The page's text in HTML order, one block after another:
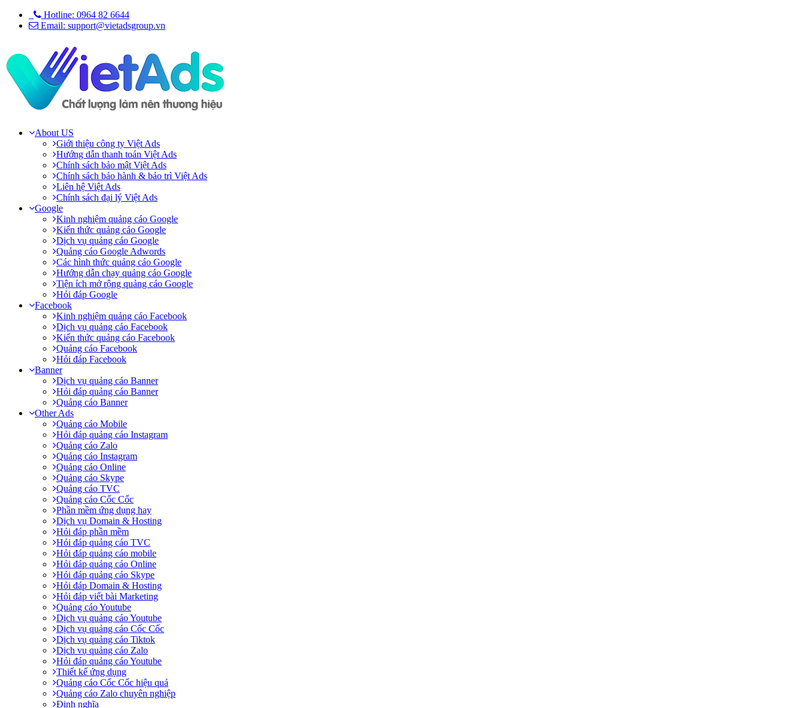
Hotline: 0964 82 6644
Email: support@vietadsgroup.vn
About US
Giới thiệu công ty Việt Ads
Hướng dẫn thanh toán Việt Ads
Chính sách bảo mật Việt Ads
Chính sách bảo hành & bảo trì Việt Ads
Liên hệ Việt Ads
Chính sách đại lý Việt Ads
Google
Kinh nghiệm quảng cáo Google
Kiến thức quảng cáo Google
Dịch vụ quảng cáo Google
Quảng cáo Google Adwords
Các hình thức quảng cáo Google
Hướng dẫn chạy quảng cáo Google
Tiện ích mở rộng quảng cáo Google
Hỏi đáp Google
Facebook
Kinh nghiệm quảng cáo Facebook
Dịch vụ quảng cáo Facebook
Kiến thức quảng cáo Facebook
Quảng cáo Facebook
Hỏi đáp Facebook
Banner
Dịch vụ quảng cáo Banner
Hỏi đáp quảng cáo Banner
Quảng cáo Banner
Other Ads
Quảng cáo Mobile
Hỏi đáp quảng cáo Instagram
Quảng cáo Zalo
Quảng cáo Instagram
Quảng cáo Online
Quảng cáo Skype
Quảng cáo TVC
Quảng cáo Cốc Cốc
Phần mềm ứng dụng hay
Dịch vụ Domain & Hosting
Hỏi đáp phần mềm
Hỏi đáp quảng cáo TVC
Hỏi đáp quảng cáo mobile
Hỏi đáp quảng cáo Online
Hỏi đáp quảng cáo Skype
Hỏi đáp Domain & Hosting
Hỏi đáp viết bài Marketing
Quảng cáo Youtube
Dịch vụ quảng cáo Youtube
Dịch vụ quảng cáo Cốc Cốc
Dịch vụ quảng cáo Tiktok
Dịch vụ quảng cáo Zalo
Hỏi đáp quảng cáo Youtube
Thiết kế ứng dụng
Quảng cáo Cốc Cốc hiệu quả
Quảng cáo Zalo chuyên nghiệp
Định nghĩa